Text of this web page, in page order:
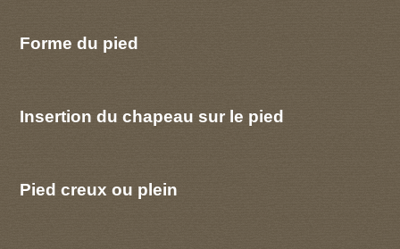
Forme du pied
Insertion du chapeau sur le pied
Pied creux ou plein